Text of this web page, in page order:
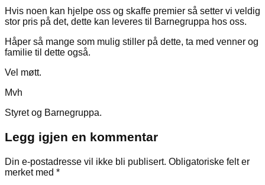
Hvis noen kan hjelpe oss og skaffe premier så setter vi veldig
stor pris på det, dette kan leveres til Barnegruppa hos oss.
Håper så mange som mulig stiller på dette, ta med venner og
familie til dette også.
Vel møtt.
Mvh
Styret og Barnegruppa.
Legg igjen en kommentar
Din e-postadresse vil ikke bli publisert. Obligatoriske felt er
merket med *